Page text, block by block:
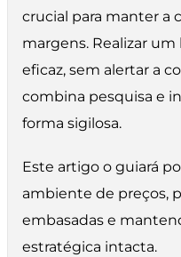
crucial para manter a
margens. Realizar
eficaz, sem alertar a
combina pesquisa e
forma sigilosa.
Este artigo o guiará
ambiente de preços,
embasadas e
estratégica intacta.